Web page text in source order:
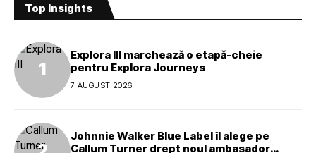
Top Insights
Explora III marchează o etapă-cheie
pentru Explora Journeys
7 AUGUST 2026
Johnnie Walker Blue Label îl alege pe
Callum Turner drept noul ambasador